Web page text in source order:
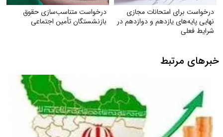
درخواست برای امتحانات مجازی
نهایی پایه‌های یازدهم و دوازدهم در
شرایط فعلی
درخواست متناسب‌سازی حقوق
بازنشستگان تأمین اجتماعی
خبرهای مرتبط